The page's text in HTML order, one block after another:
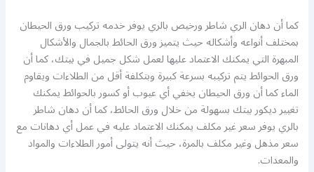
كما أن دهان الري شاطر ورخيص بالري يوفر خدمه تركيب ورق الحيطان
بمختلف أنواعه وأشكاله حيث يتميز ورق الحائط بالجمال والأشكال
المبهرة التي يمكنك الاعتماد عليها لعمل شكل جميل في بيتك، كما أن
ورق الحوائط يتم تركيبه بسرعة كبيرة وبتكلفة أقل من الطلاءات ويقاوم
الماء كما أن ورق الحيطان يخفي أي عيوب أو كسور بالحوائط يمكنك
تغيير ديكور بيتك بسهولة من خلال ورق الحائط، كما أن دهان شاطر
بالري يوفر سعر غير مكلف يمكنك الاعتماد عليه في عمل أي دهانات مع
سعر مذهل وغير مكلف بالمرة، حيث أنه يتولى أمور الطلاءات والمواد
والمعدات.